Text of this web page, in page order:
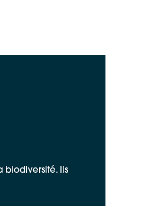
biodiversité. Ils